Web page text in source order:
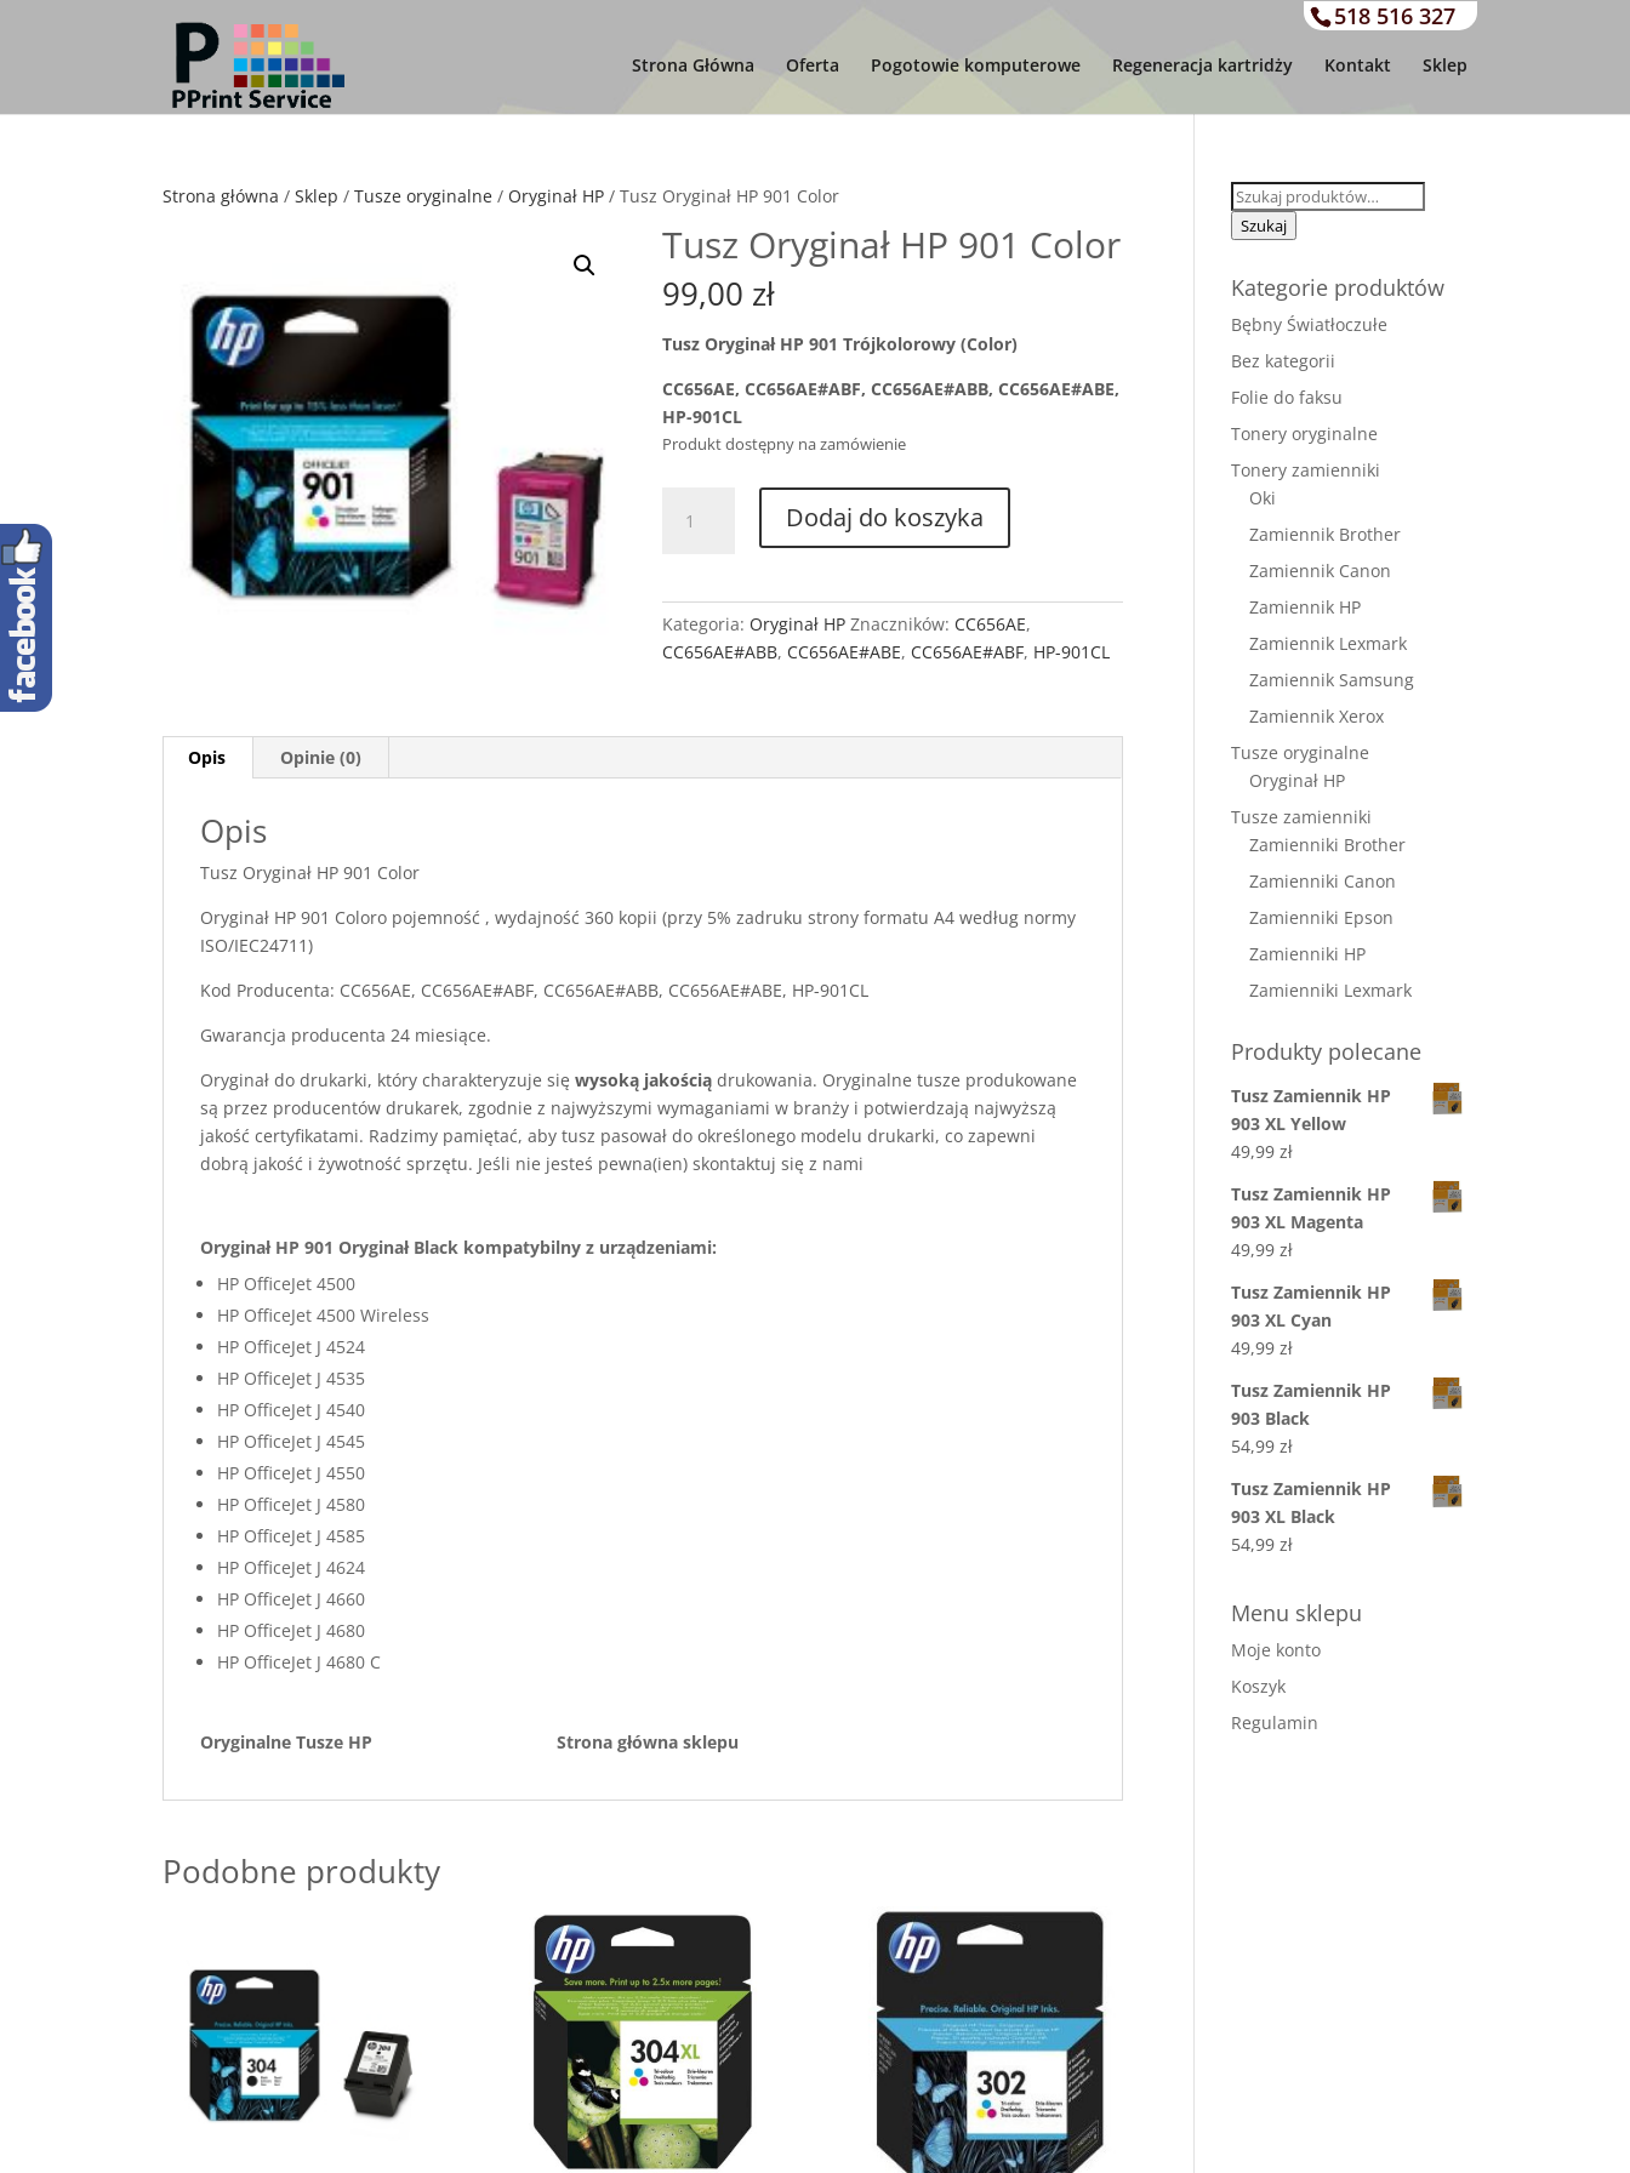
518 516 327
Strona Główna Oferta Pogotowie komputerowe Regeneracja kartridży Kontakt Sklep
Strona główna /Sklep /Tusze oryginalne / Oryginał HP / Tusz Oryginał HP 901 Color
Tusz Oryginał HP 901 Color
99,00 zł
Tusz Oryginał HP 901 Trójkolorowy (Color)
CC656AE, CC656AE#ABF, CC656AE#ABB, CC656AE#ABE,
HP-901CL
Produkt dostępny na zamówienie
Tusz
Color
Dodaj do koszyka
Kategoria: Oryginał HP Znaczników: CC656AE,
CC656AE#ABB, CC656AE#ABE, CC656AE#ABF, HP-901CL
Opis Opinie (0)
Opis
Tusz Oryginał HP 901 Color
Oryginał HP 901 Coloro pojemność , wydajność 360 kopii (przy 5% zadruku strony formatu A4 według normy
ISO/IEC24711)
Kod Producenta: CC656AE, CC656AE#ABF, CC656AE#ABB, CC656AE#ABE, HP-901CL
Gwarancja producenta 24 miesiące.
Oryginał do drukarki, który charakteryzuje sięwysoką jakością drukowania. Oryginalne tusze produkowane
są przez producentów drukarek, zgodnie z najwyższymi wymaganiami w branży i potwierdzają najwyższą
jakość certyfikatami. Radzimy pamiętać, aby tusz pasował do określonego modelu drukarki, co zapewni
dobrą jakość i żywotność sprzętu. Jeśli nie jesteś pewna(ien) skontaktuj się z nami
Oryginał HP 901 Oryginał Black kompatybilny z urządzeniami:
HP OfficeJet 4500
HP OfficeJet 4500 Wireless
HP OfficeJet J 4524
HP OfficeJet J 4535
HP OfficeJet J 4540
HP OfficeJet J 4545
HP OfficeJet J 4550
HP OfficeJet J 4580
HP OfficeJet J 4585
HP OfficeJet J 4624
HP OfficeJet J 4660
HP OfficeJet J 4680
HP OfficeJet J 4680 C
Oryginalne Tusze HPStrona główna sklepu
Podobne produkty
Szukaj:
Szukaj
Kategorie produktów
Bębny Światłoczułe
Bez kategorii
Folie do faksu
Tonery oryginalne
Tonery zamienniki
Oki
Zamiennik Brother
Zamiennik Canon
Zamiennik HP
Zamiennik Lexmark
Zamiennik Samsung
Zamiennik Xerox
Tusze oryginalne
Oryginał HP
Tusze zamienniki
Zamienniki Brother
Zamienniki Canon
Zamienniki Epson
Zamienniki HP
Zamienniki Lexmark
Produkty polecane
Tusz Zamiennik HP
903 XL Yellow
49,99zł
Tusz Zamiennik HP
903 XL Magenta
49,99zł
Tusz Zamiennik HP
903 XL Cyan
49,99zł
Tusz Zamiennik HP
903 Black
54,99zł
Tusz Zamiennik HP
903 XL Black
54,99zł
Menu sklepu
Moje konto
Koszyk
Regulamin